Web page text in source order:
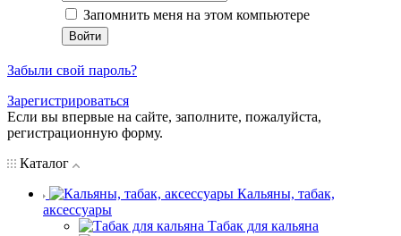
Запомнить меня на этом компьютере
Забыли свой пароль?
Зарегистрироваться
Если вы впервые на сайте, заполните, пожалуйста,
регистрационную форму.
Каталог
Кальяны, табак,
аксессуары
Табак для кальяна